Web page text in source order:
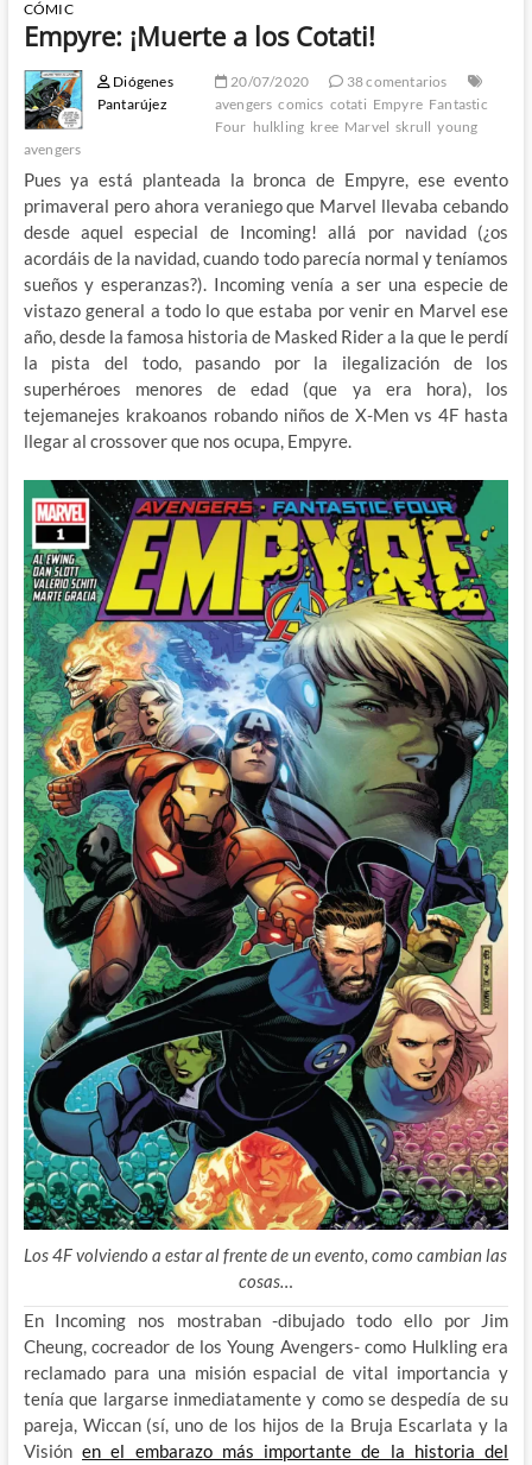
CÓMIC
Empyre: ¡Muerte a los Cotati!
Diógenes
Pantarújez
20/07/2020
38 comentarios
avengers comics cotati Empyre Fantastic
Four hulkling kree Marvel skrull young
avengers
Pues ya está planteada la bronca de Empyre, ese evento
primaveral pero ahora veraniego que Marvel llevaba cebando
desde aquel especial de Incoming! allá por navidad (¿os
acordáis de la navidad, cuando todo parecía normal y teníamos
sueños y esperanzas?). Incoming venía a ser una especie de
vistazo general a todo lo que estaba por venir en Marvel ese
año, desde la famosa historia de Masked Rider a la que le perdí
la pista del todo, pasando por la ilegalización de los
superhéroes menores de edad (que ya era hora), los
tejemanejes krakoanos robando niños de X-Men vs 4F hasta
llegar al crossover que nos ocupa, Empyre.
Los 4F volviendo a estar al frente de un evento, como cambian las
cosas…
En Incoming nos mostraban -dibujado todo ello por Jim
Cheung, cocreador de los Young Avengers- como Hulkling era
reclamado para una misión espacial de vital importancia y
tenía que largarse inmediatamente y como se despedía de su
pareja, Wiccan (sí, uno de los hijos de la Bruja Escarlata y la
Visiónen el embarazo más importante de la historia del